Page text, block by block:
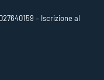
– Iscrizione al